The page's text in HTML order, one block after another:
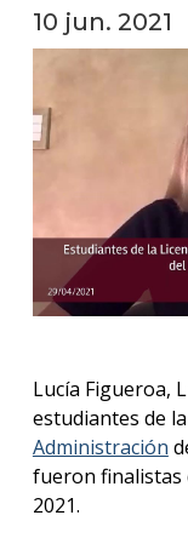
10 jun. 2021
Lucía Figueroa,
estudiantes de la
Administración
fueron finalistas
2021.